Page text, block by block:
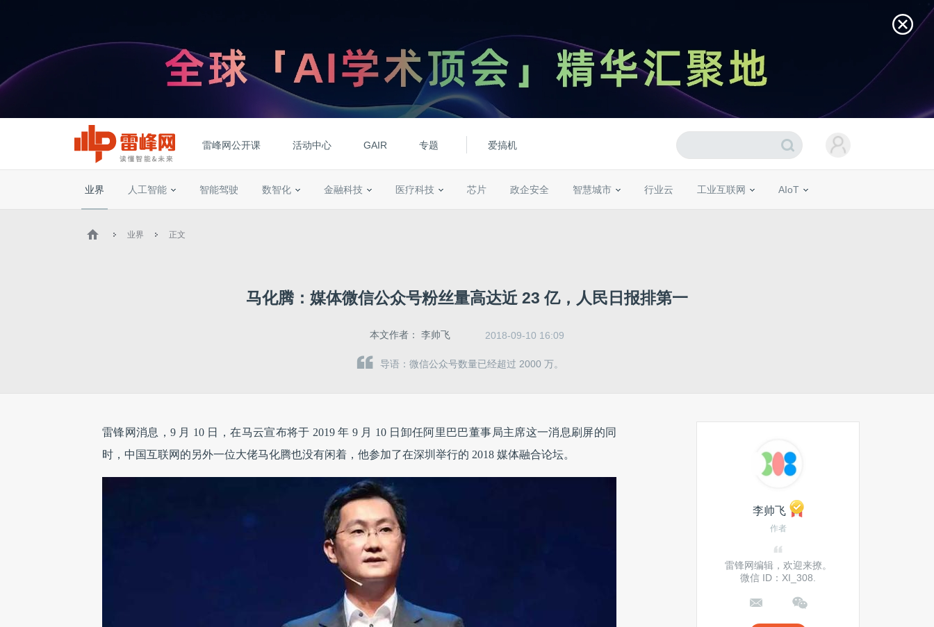
雷峰网公开课 活动中心 GAIR 专题 爱搞机
业界 人工智能 智能驾驶 数智化 金融科技 医疗科技 芯片 政企安全 智慧城市 行业云 工业互联网 AIoT
业界 正文
马化腾：媒体微信公众号粉丝量高达近 23 亿，人民日报排第一
本文作者： 李帅飞 2018-09-10 16:09
导语：微信公众号数量已经超过 2000 万。
雷锋网消息，9 月 10 日，在马云宣布将于 2019 年 9 月 10 日卸任阿里巴巴董事局主席这一消息刷屏的同
时，中国互联网的另外一位大佬马化腾也没有闲着，他参加了在深圳举行的 2018 媒体融合论坛。
李帅飞
作者
雷锋网编辑，欢迎来撩。
微信 ID：XI_308.